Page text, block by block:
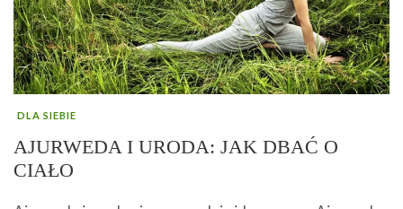
DLA SIEBIE
AJURWEDA I URODA: JAK DBAĆ O
CIAŁO